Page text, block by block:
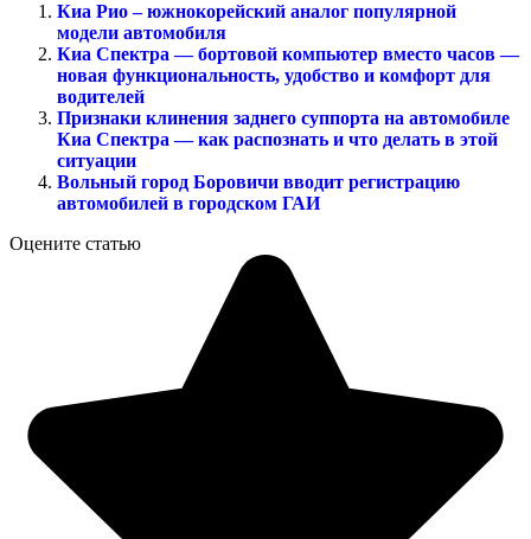
Киа Рио – южнокорейский аналог популярной
модели автомобиля
Киа Спектра — бортовой компьютер вместо часов —
новая функциональность, удобство и комфорт для
водителей
Признаки клинения заднего суппорта на автомобиле
Киа Спектра — как распознать и что делать в этой
ситуации
Вольный город Боровичи вводит регистрацию
автомобилей в городском ГАИ
Оцените статью